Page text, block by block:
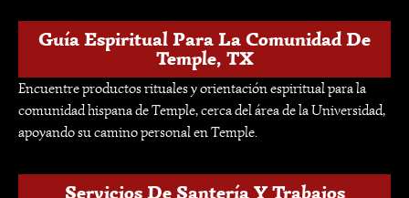
Guía Espiritual Para La Comunidad De
Temple, TX
Encuentre productos rituales y orientación espiritual para la
comunidad hispana de Temple, cerca del área de la Universidad,
apoyando su camino personal en Temple.